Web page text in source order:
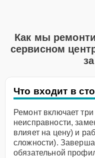
Как мы
сервисном
Что входит в
Ремонт включает три
неисправности,
влияет на цену) и
сложности).
обязательной